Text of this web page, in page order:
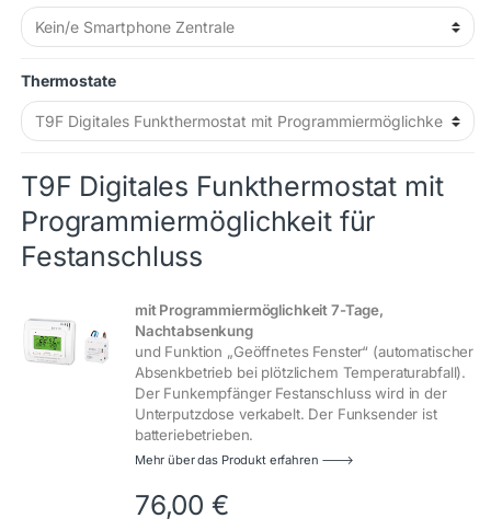
Thermostate
T9F Digitales Funkthermostat mit
Programmiermöglichkeit für
Festanschluss
mit Programmiermöglichkeit 7-Tage,
Nachtabsenkung
und Funktion „Geöffnetes Fenster“ (automatischer
Absenkbetrieb bei plötzlichem Temperaturabfall).
Der Funkempfänger Festanschluss wird in der
Unterputzdose verkabelt. Der Funksender ist
batteriebetrieben.
Mehr über das Produkt erfahren 🡒
76,00 €